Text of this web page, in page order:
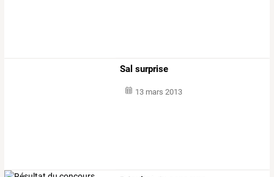
Sal surprise
13 mars 2013